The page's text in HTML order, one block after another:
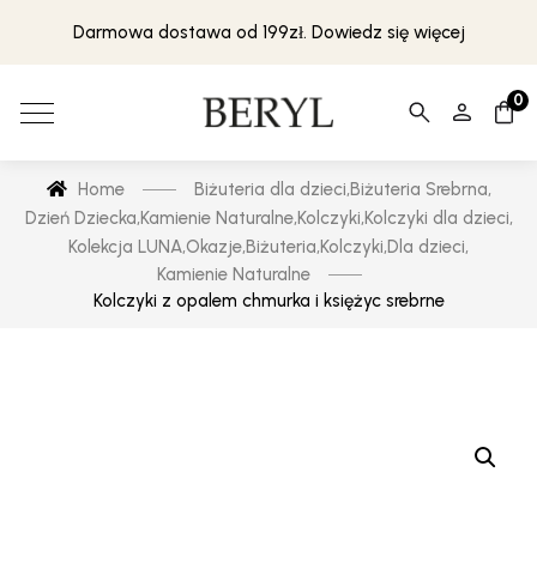
Darmowa dostawa od 199zł. Dowiedz się więcej
0
Home Biżuteria dla dzieci,Biżuteria Srebrna,
Dzień Dziecka,Kamienie Naturalne,Kolczyki,Kolczyki dla dzieci,
Kolekcja LUNA,Okazje,Biżuteria,Kolczyki,Dla dzieci,
Kamienie Naturalne
Kolczyki z opalem chmurka i księżyc srebrne